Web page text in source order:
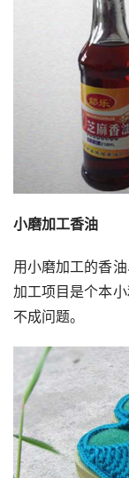
小磨加工香油
用小磨加工的香
加工项目是个本
不成问题。